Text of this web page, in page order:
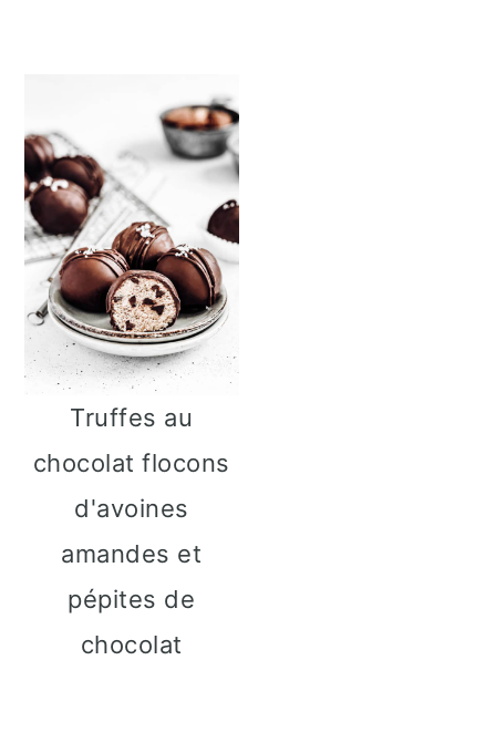
Truffes au
chocolat flocons
d'avoines
amandes et
pépites de
chocolat